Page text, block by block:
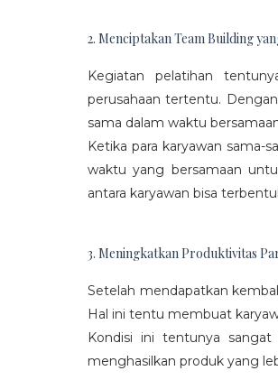
2. Menciptakan Team Building
Kegiatan pelatihan
perusahaan tertentu.
sama dalam waktu
Ketika para karyawan
waktu yang bersamaan
antara karyawan bisa
3. Meningkatkan Produktivitas
Setelah mendapatkan
Hal ini tentu membuat
Kondisi ini tentunya
menghasilkan produk yang